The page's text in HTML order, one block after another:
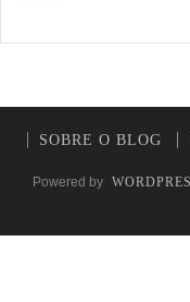
SOBRE O BLOG
Powered by